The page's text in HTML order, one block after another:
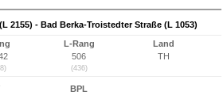
2155) - Bad Berka-Troistedter Straße (L 1053)
L-Rang
506
(436)
Land
TH
BPL